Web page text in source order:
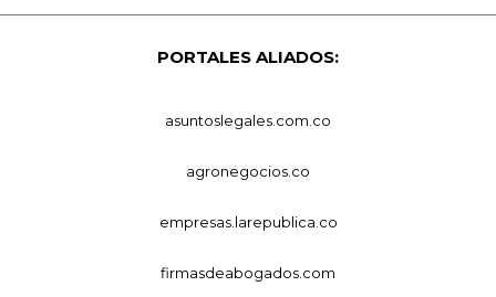
PORTALES ALIADOS:
asuntoslegales.com.co
agronegocios.co
empresas.larepublica.co
firmasdeabogados.com